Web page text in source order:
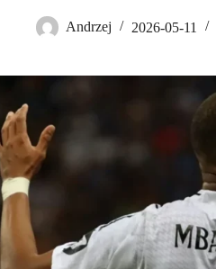
Andrzej 2026-05-11